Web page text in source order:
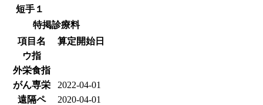
短手１
特掲診療料
項目名
算定開始日
ウ指
外栄食指
がん専栄
2022-04-01
遠隔ペ
2020-04-01